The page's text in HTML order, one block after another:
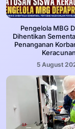
Pengelola MBG
Dihentikan
Penanganan
Keracunan
5 August